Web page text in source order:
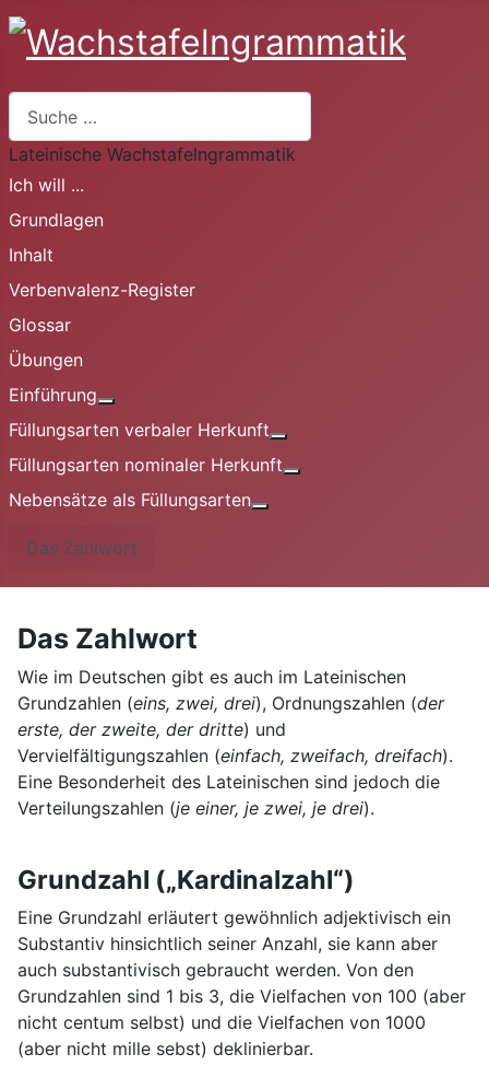
Lateinische Wachstafelngrammatik
Ich will ...
Grundlagen
Inhalt
Verbenvalenz-Register
Glossar
Übungen
Einführung
Füllungsarten verbaler Herkunft
Füllungsarten nominaler Herkunft
Nebensätze als Füllungsarten
Das Zahlwort
Das Zahlwort
Wie im Deutschen gibt es auch im Lateinischen
Grundzahlen (eins, zwei, drei), Ordnungszahlen (der
erste, der zweite, der dritte) und
Vervielfältigungszahlen (einfach, zweifach, dreifach).
Eine Besonderheit des Lateinischen sind jedoch die
Verteilungszahlen (je einer, je zwei, je drei).
Grundzahl („Kardinalzahl“)
Eine Grundzahl erläutert gewöhnlich adjektivisch ein
Substantiv hinsichtlich seiner Anzahl, sie kann aber
auch substantivisch gebraucht werden. Von den
Grundzahlen sind 1 bis 3, die Vielfachen von 100 (aber
nicht centum selbst) und die Vielfachen von 1000
(aber nicht mille sebst) deklinierbar.